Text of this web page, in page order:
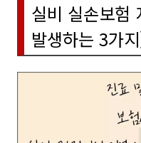
실비 실손보험
발생하는 3가